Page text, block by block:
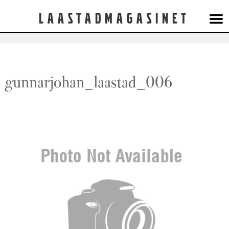
Laastadmagasinet
gunnarjohan_laastad_006